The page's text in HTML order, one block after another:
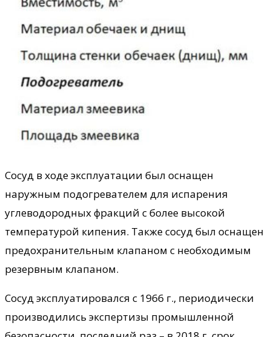
Сосуд в ходе эксплуатации был оснащен
наружным подогревателем для испарения
углеводородных фракций с более высокой
температурой кипения. Также сосуд был оснащен
предохранительным клапаном с необходимым
резервным клапаном.
Сосуд эксплуатировался с 1966 г., периодически
производились экспертизы промышленной